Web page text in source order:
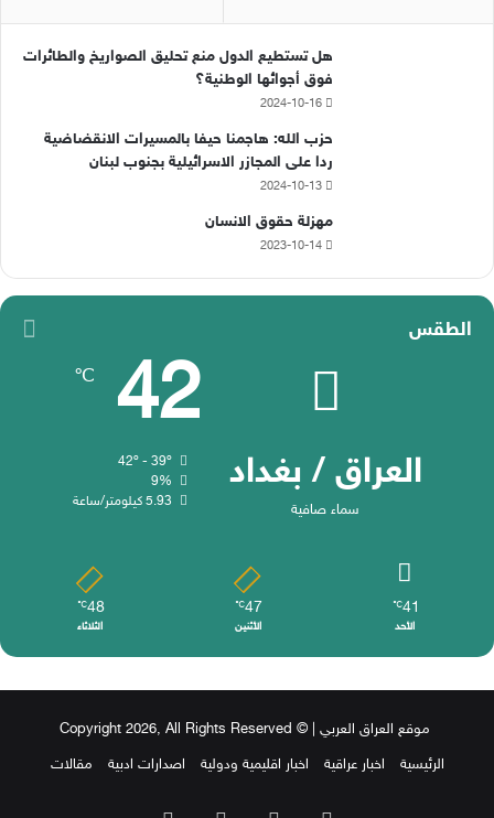
هل تستطيع الدول منع تحليق الصواريخ والطائرات
فوق أجوائها الوطنية؟
2024-10-16
حزب الله: هاجمنا حيفا بالمسيرات الانقضاضية
ردا على المجازر الاسرائيلية بجنوب لبنان
2024-10-13
مهزلة حقوق الانسان
2023-10-14
الطقس
العراق / بغداد
سماء صافية
42
℃
42º - 39º
9%
5.93 كيلومتر/ساعة
41
℃
الأحد
47
℃
الأثنين
48
℃
الثلاثاء
موقع العراق العربي | © Copyright 2026, All Rights Reserved
الرئيسية
اخبار عراقية اخبار اقليمية ودولية اصدارات ادبية مقالات